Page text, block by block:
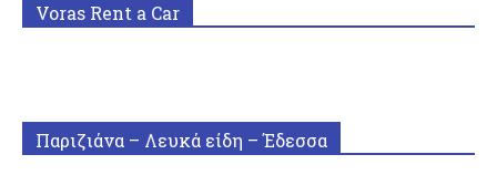
Voras Rent a Car
Παριζιάνα – Λευκά είδη – Έδεσσα